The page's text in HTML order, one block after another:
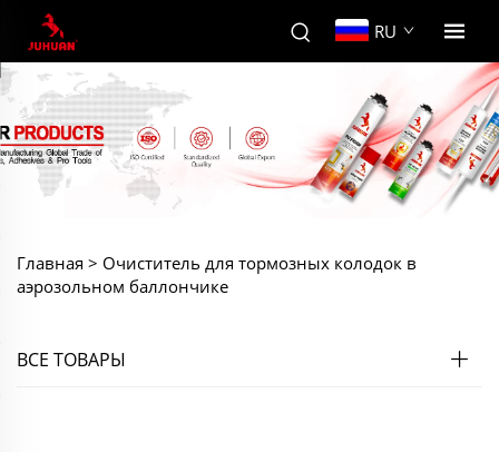
RU
Главная > Очиститель для тормозных колодок в
аэрозольном баллончике
ВСЕ ТОВАРЫ